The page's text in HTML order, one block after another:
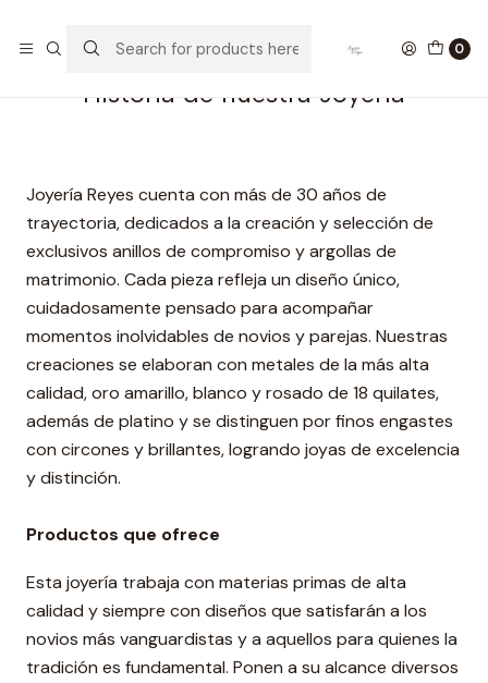
0
Historia de nuestra Joyería
Joyería Reyes cuenta con más de 30 años de
trayectoria, dedicados a la creación y selección de
exclusivos anillos de compromiso y argollas de
matrimonio. Cada pieza refleja un diseño único,
cuidadosamente pensado para acompañar
momentos inolvidables de novios y parejas. Nuestras
creaciones se elaboran con metales de la más alta
calidad, oro amarillo, blanco y rosado de 18 quilates,
además de platino y se distinguen por finos engastes
con circones y brillantes, logrando joyas de excelencia
y distinción.
Productos que ofrece
Esta joyería trabaja con materias primas de alta
calidad y siempre con diseños que satisfarán a los
novios más vanguardistas y a aquellos para quienes la
tradición es fundamental. Ponen a su alcance diversos